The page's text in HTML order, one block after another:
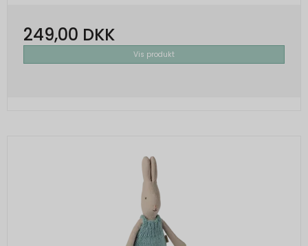
249,00 DKK
Vis produkt